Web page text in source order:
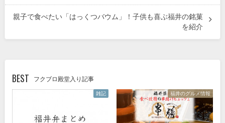
親子で食べたい「はっくつバウム」！子供も喜ぶ福井の銘菓
を紹介
BEST フクブロ殿堂入り記事
雑記 福井のグルメ情報